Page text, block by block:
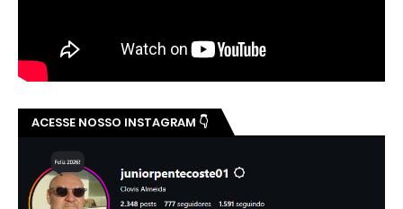
ACESSE NOSSO INSTAGRAM 👇